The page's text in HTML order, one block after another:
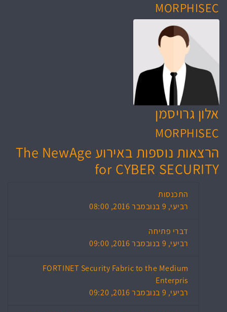
MORPHISEC
אלון גרויסמן
MORPHISEC
הרצאות נוספות באירוע The NewAge
for CYBER SECURITY
התכנסות
רביעי, 9 בנובמבר 2016, 08:00
דברי פתיחה
רביעי, 9 בנובמבר 2016, 09:00
FORTINET Security Fabric to the Medium
Enterpris
רביעי, 9 בנובמבר 2016, 09:20